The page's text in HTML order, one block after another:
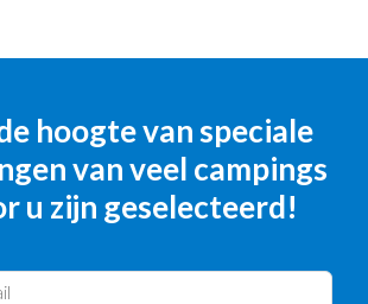
hoogte van speciale
van veel campings
u zijn geselecteerd!